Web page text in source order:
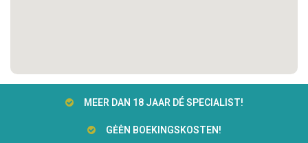
MEER DAN 18 JAAR DÉ SPECIALIST!
GĖĖN BOEKINGSKOSTEN!